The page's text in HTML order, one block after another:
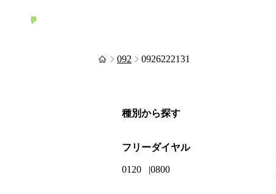
092 0926222131
種別から探す
フリーダイヤル
0120 0800